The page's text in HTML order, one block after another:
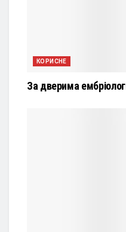
КОРИСНЕ
За дверима